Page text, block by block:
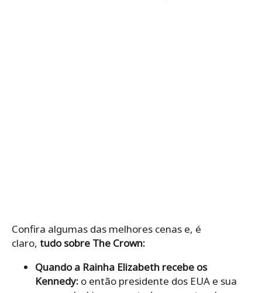
Confira algumas das melhores cenas e, é
claro, tudo sobre The Crown:
Quando a Rainha Elizabeth recebe os
Kennedy: o então presidente dos EUA e sua